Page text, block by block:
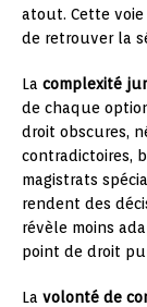
atout. Cette
de retrouver la
La complexité
de chaque
droit obscures,
contradictoires,
magistrats
rendent des
révèle moins
point de droit
La volonté de